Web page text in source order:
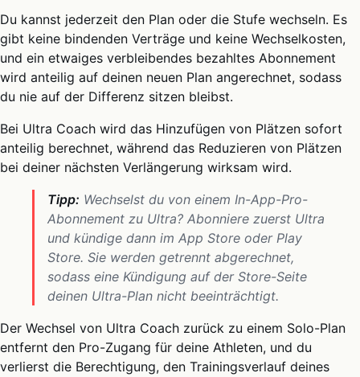
Du kannst jederzeit den Plan oder die Stufe wechseln. Es
gibt keine bindenden Verträge und keine Wechselkosten,
und ein etwaiges verbleibendes bezahltes Abonnement
wird anteilig auf deinen neuen Plan angerechnet, sodass
du nie auf der Differenz sitzen bleibst.
Bei Ultra Coach wird das Hinzufügen von Plätzen sofort
anteilig berechnet, während das Reduzieren von Plätzen
bei deiner nächsten Verlängerung wirksam wird.
Tipp: Wechselst du von einem In-App-Pro-
Abonnement zu Ultra? Abonniere zuerst Ultra
und kündige dann im App Store oder Play
Store. Sie werden getrennt abgerechnet,
sodass eine Kündigung auf der Store-Seite
deinen Ultra-Plan nicht beeinträchtigt.
Der Wechsel von Ultra Coach zurück zu einem Solo-Plan
entfernt den Pro-Zugang für deine Athleten, und du
verlierst die Berechtigung, den Trainingsverlauf deines